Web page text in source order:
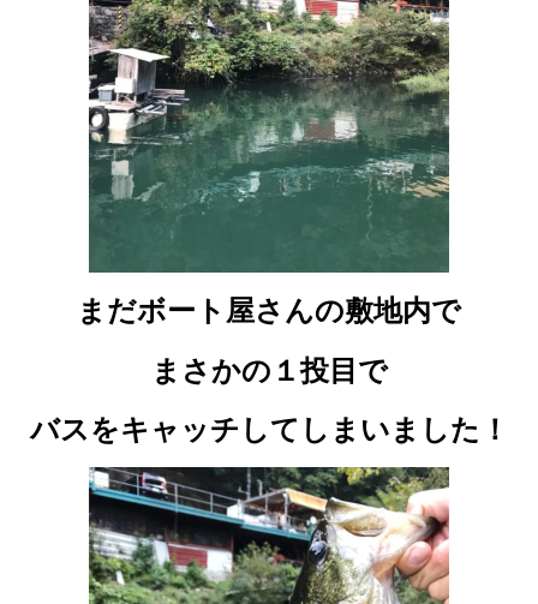
まだボート屋さんの敷地内で
まさかの１投目で
バスをキャッチしてしまいました！